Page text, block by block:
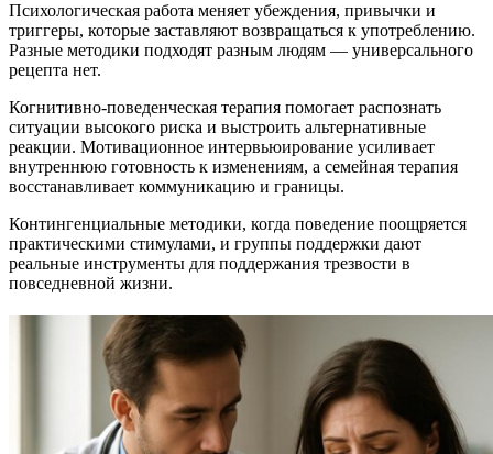
Психологическая работа меняет убеждения, привычки и
триггеры, которые заставляют возвращаться к употреблению.
Разные методики подходят разным людям — универсального
рецепта нет.
Когнитивно-поведенческая терапия помогает распознать
ситуации высокого риска и выстроить альтернативные
реакции. Мотивационное интервьюирование усиливает
внутреннюю готовность к изменениям, а семейная терапия
восстанавливает коммуникацию и границы.
Контингенциальные методики, когда поведение поощряется
практическими стимулами, и группы поддержки дают
реальные инструменты для поддержания трезвости в
повседневной жизни.